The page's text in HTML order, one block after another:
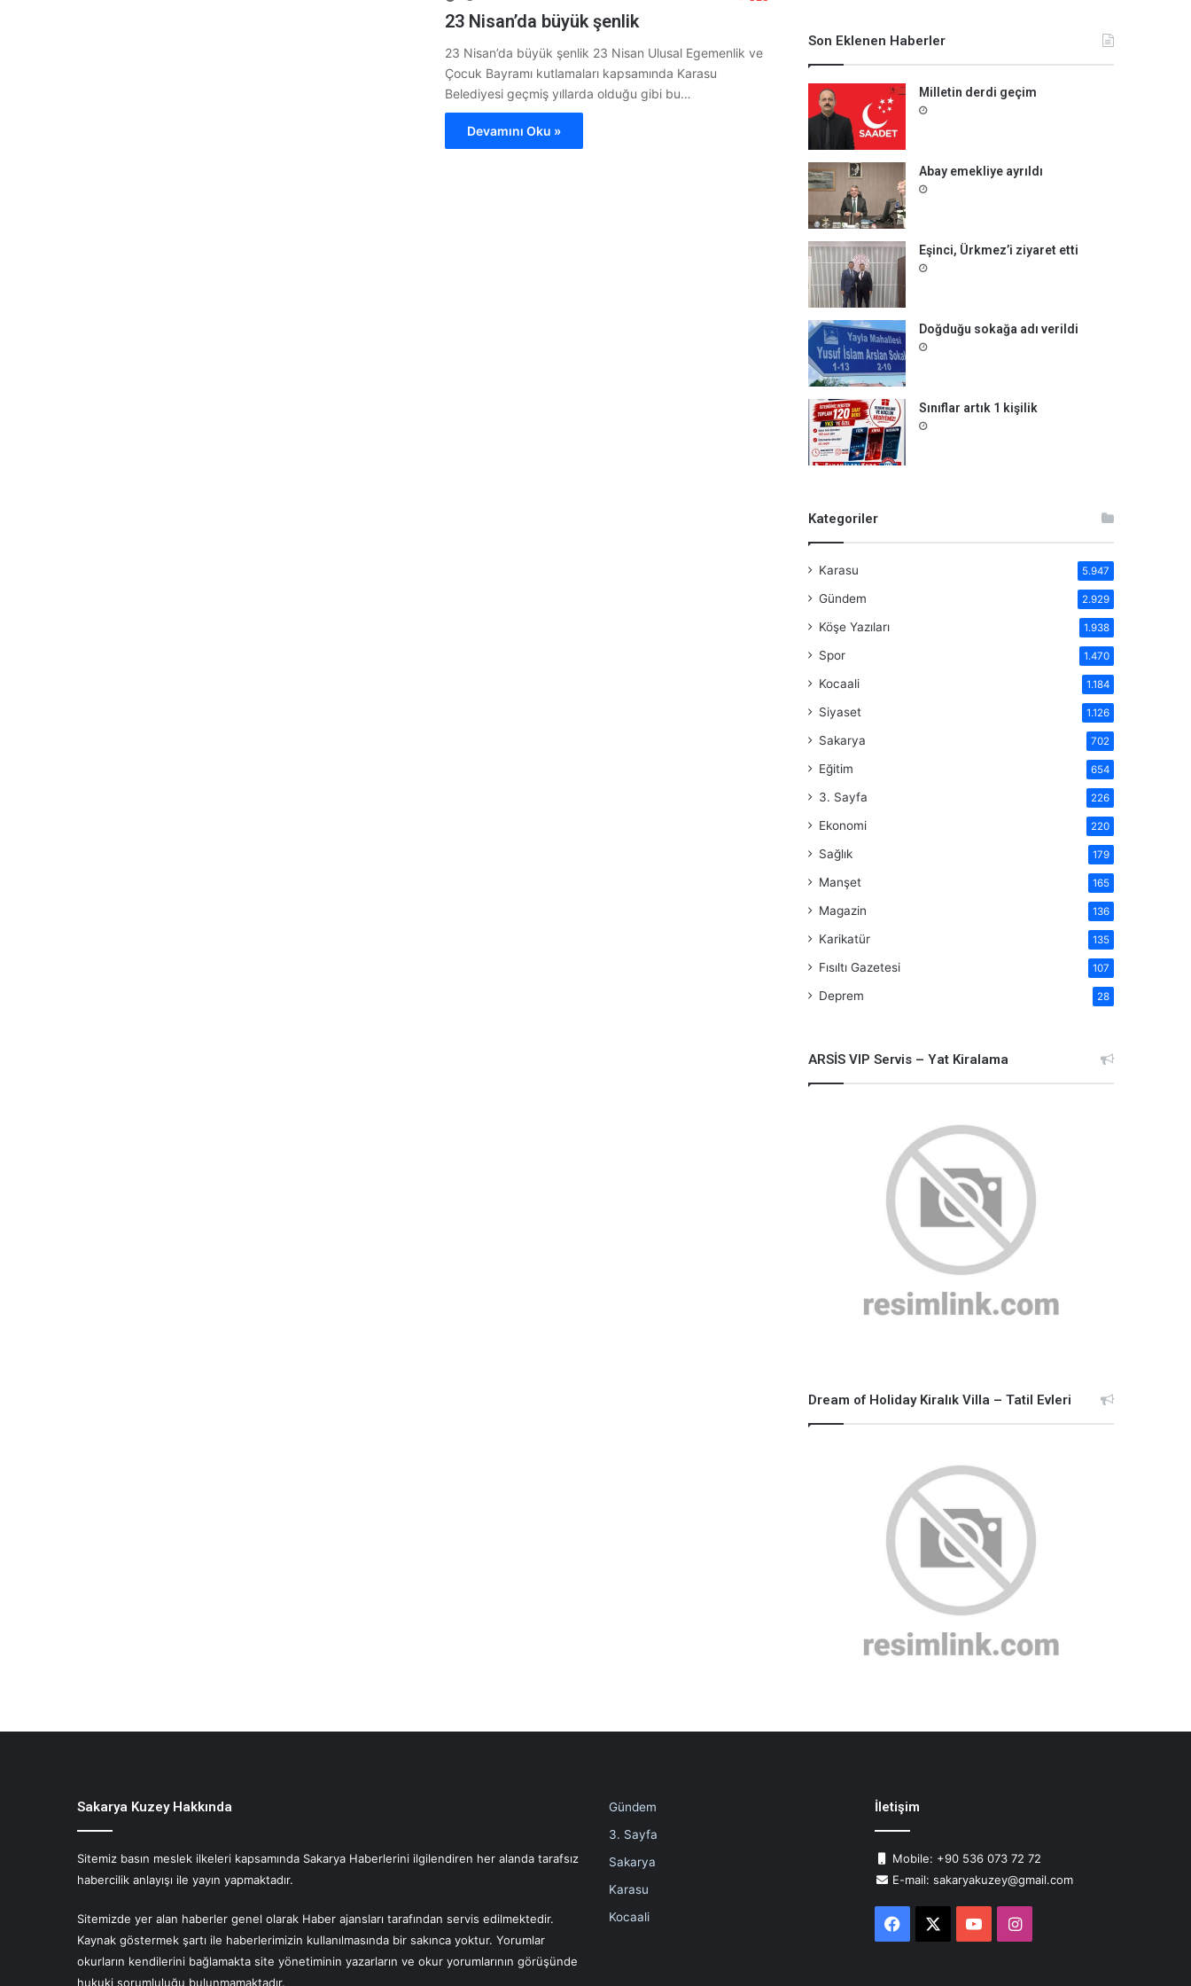
23 Nisan’da büyük şenlik
23 Nisan’da büyük şenlik 23 Nisan Ulusal Egemenlik ve
Çocuk Bayramı kutlamaları kapsamında Karasu
Belediyesi geçmiş yıllarda olduğu gibi bu…
Devamını Oku »
Son Eklenen Haberler
Milletin derdi geçim
Abay emekliye ayrıldı
Eşinci, Ürkmez’i ziyaret etti
Doğduğu sokağa adı verildi
Sınıflar artık 1 kişilik
Kategoriler
Karasu 5.947
Gündem 2.929
Köşe Yazıları 1.938
Spor 1.470
Kocaali 1.184
Siyaset 1.126
Sakarya 702
Eğitim 654
3. Sayfa 226
Ekonomi 220
Sağlık 179
Manşet 165
Magazin 136
Karikatür 135
Fısıltı Gazetesi 107
Deprem 28
ARSİS VIP Servis – Yat Kiralama
Dream of Holiday Kiralık Villa – Tatil Evleri
Sakarya Kuzey Hakkında
Sitemiz basın meslek ilkeleri kapsamında Sakarya Haberlerini ilgilendiren her alanda tarafsız
habercilik anlayışı ile yayın yapmaktadır.
Sitemizde yer alan haberler genel olarak Haber ajansları tarafından servis edilmektedir.
Kaynak göstermek şartı ile haberlerimizin kullanılmasında bir sakınca yoktur. Yorumlar
okurların kendilerini bağlamakta site yönetiminin yazarların ve okur yorumlarının görüşünde
hukuki sorumluluğu bulunmamaktadır.
Gündem
3. Sayfa
Sakarya
Karasu
Kocaali
İletişim
Mobile: +90 536 073 72 72
E-mail: sakaryakuzey@gmail.com
Facebook YouTubeInstagram